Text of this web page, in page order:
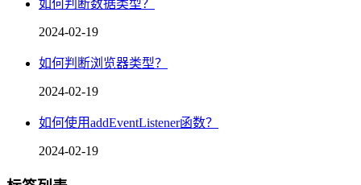
如何判断数据类型？
2024-02-19
如何判断浏览器类型？
2024-02-19
如何使用addEventListener函数？
2024-02-19